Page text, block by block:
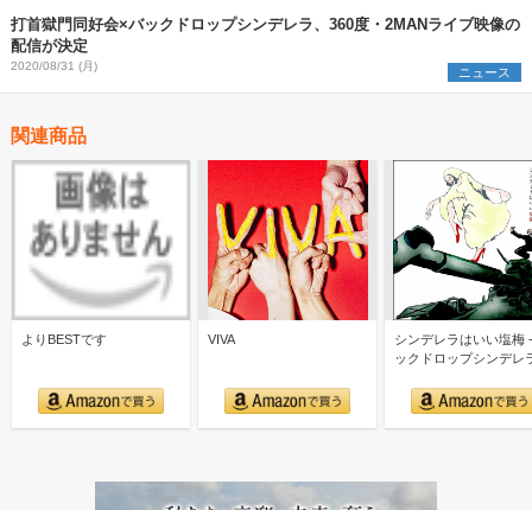
打首獄門同好会×バックドロップシンデレラ、360度・2MANライブ映像の
配信が決定
2020/08/31 (月) ニュース
関連商品
よりBESTです VIVA
シンデレラはいい塩梅
ックドロップシンデレ